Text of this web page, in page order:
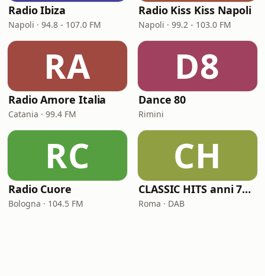
Radio Ibiza
Napoli · 94.8 - 107.0 FM
Radio Kiss Kiss Napoli
Napoli · 99.2 - 103.0 FM
RA
Radio Amore Italia
Catania · 99.4 FM
D8
Dance 80
Rimini
RC
Radio Cuore
Bologna · 104.5 FM
CH
CLASSIC HITS anni 70 80 90
Roma · DAB